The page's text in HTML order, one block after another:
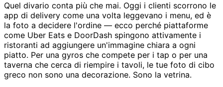
Quel divario conta più che mai. Oggi i clienti scorrono le
app di delivery come una volta leggevano i menu, ed è
la foto a decidere l'ordine — ecco perché piattaforme
come Uber Eats e DoorDash spingono attivamente i
ristoranti ad aggiungere un'immagine chiara a ogni
piatto. Per una gyros che compete per i tap o per una
taverna che cerca di riempire i tavoli, le tue foto di cibo
greco non sono una decorazione. Sono la vetrina.